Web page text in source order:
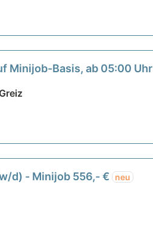
Minijob-Basis, ab 05:00 Uhr
d) - Minijob 556,- € neu